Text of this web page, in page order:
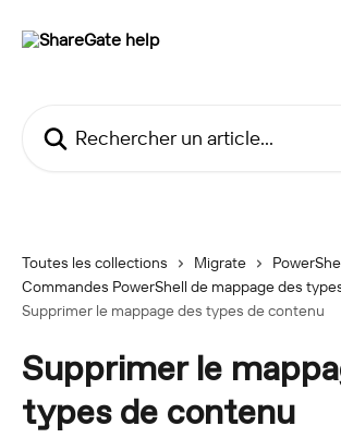
Toutes les collections Migrate
Commandes PowerShell de mappage des
Supprimer le mappage des types de contenu
Supprimer le
types de contenu